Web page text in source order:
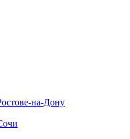
на-Дону